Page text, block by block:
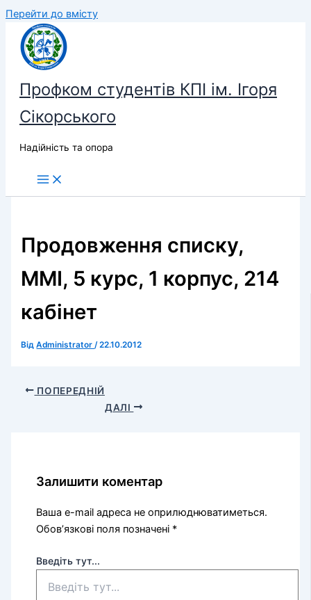
Перейти до вмісту
Профком студентів КПІ ім. Ігоря
Сікорського
Надійність та опора
Продовження списку,
ММІ, 5 курс, 1 корпус, 214
кабінет
ВідAdministrator/22.10.2012
ПОПЕРЕДНІЙ
ДАЛІ
Залишити коментар
Ваша e-mail адреса не оприлюднюватиметься.
Обов’язкові поля позначені *
Введіть тут...